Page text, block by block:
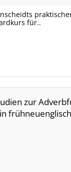
für..